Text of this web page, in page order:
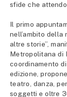
sfide che
Il primo
nell’ambito della
altre storie”,
Metropolitana di
coordinamento
edizione,
teatro, danza,
soggetti e oltre